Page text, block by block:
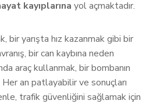
kayıplarına yol açmaktadır.
bir yarışta hız kazanmak gibi bir
bir can kaybına neden
araç kullanmak, bir bombanın
an patlayabilir ve sonuçları
trafik güvenliğini sağlamak için